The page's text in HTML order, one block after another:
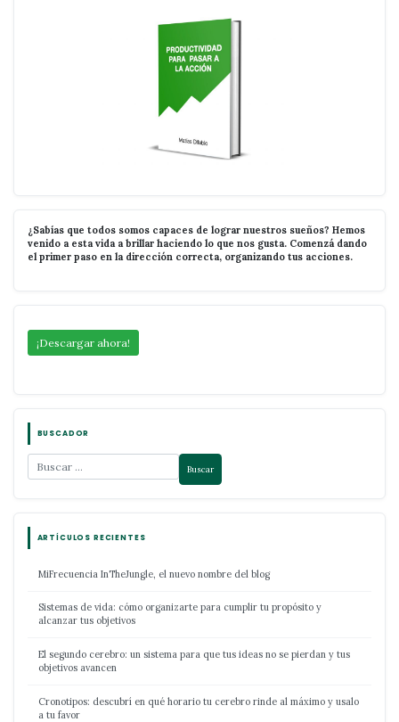
¿Sabías que todos somos capaces de lograr nuestros sueños? Hemos
venido a esta vida a brillar haciendo lo que nos gusta. Comenzá dando
el primer paso en la dirección correcta, organizando tus acciones.
¡Descargar ahora!
BUSCADOR
ARTÍCULOS RECIENTES
MiFrecuencia InTheJungle, el nuevo nombre del blog
Sistemas de vida: cómo organizarte para cumplir tu propósito y
alcanzar tus objetivos
El segundo cerebro: un sistema para que tus ideas no se pierdan y tus
objetivos avancen
Cronotipos: descubrí en qué horario tu cerebro rinde al máximo y usalo
a tu favor